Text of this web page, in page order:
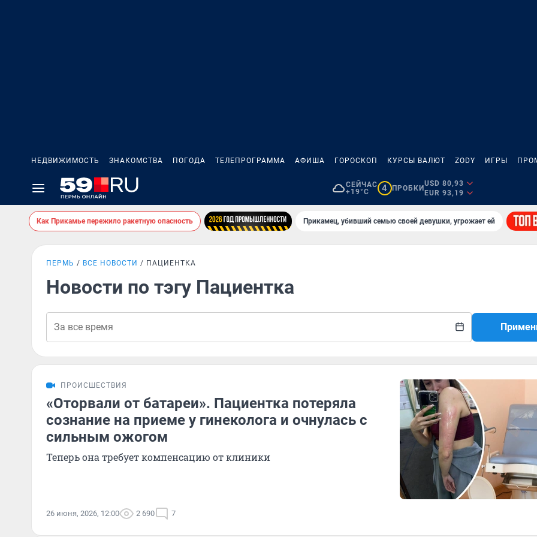
НЕДВИЖИМОСТЬ ЗНАКОМСТВА ПОГОДА ТЕЛЕПРОГРАММА АФИША ГОРОСКОП КУРСЫ ВАЛЮТ ZODY ИГРЫ
СЕЙЧАС
+19°C
4 ПРОБКИ
USD 80,93
EUR 93,19
Как Прикамье пережило ракетную опасность Прикамец, убивший семью своей девушки, угрожает ей
ПЕРМЬ ВСЕ НОВОСТИ ПАЦИЕНТКА
Новости по тэгу Пациентка
ПРОИСШЕСТВИЯ
«Оторвали от батареи». Пациентка потеряла
сознание на приеме у гинеколога и очнулась с
сильным ожогом
Теперь она требует компенсацию от клиники
26 июня, 2026, 12:00 2 690 7